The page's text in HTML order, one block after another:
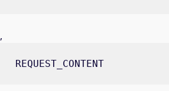
,
REQUEST_CONTENT